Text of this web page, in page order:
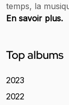
temps, la
En savoir plus.
Top albums
2023
2022